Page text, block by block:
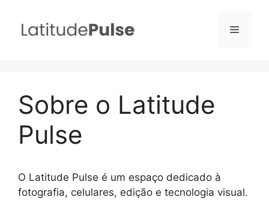
Menu
Sobre o Latitude
Pulse
O Latitude Pulse é um espaço dedicado à
fotografia, celulares, edição e tecnologia visual.